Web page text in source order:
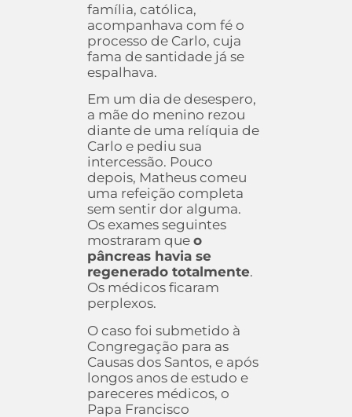
família, católica,
acompanhava com fé o
processo de Carlo, cuja
fama de santidade já se
espalhava.
Em um dia de desespero,
a mãe do menino rezou
diante de uma relíquia de
Carlo e pediu sua
intercessão. Pouco
depois, Matheus comeu
uma refeição completa
sem sentir dor alguma.
Os exames seguintes
mostraram que o
pâncreas havia se
regenerado totalmente.
Os médicos ficaram
perplexos.
O caso foi submetido à
Congregação para as
Causas dos Santos, e após
longos anos de estudo e
pareceres médicos, o
Papa Francisco